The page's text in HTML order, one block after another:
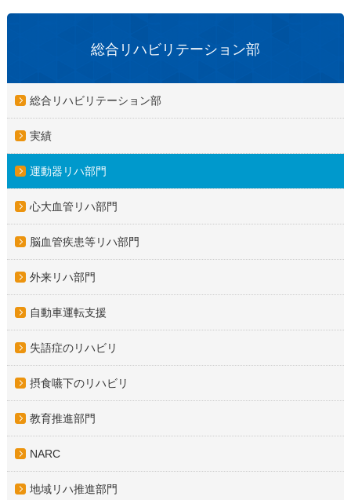
総合リハビリテーション部
総合リハビリテーション部
実績
運動器リハ部門
心大血管リハ部門
脳血管疾患等リハ部門
外来リハ部門
自動車運転支援
失語症のリハビリ
摂食嚥下のリハビリ
教育推進部門
NARC
地域リハ推進部門